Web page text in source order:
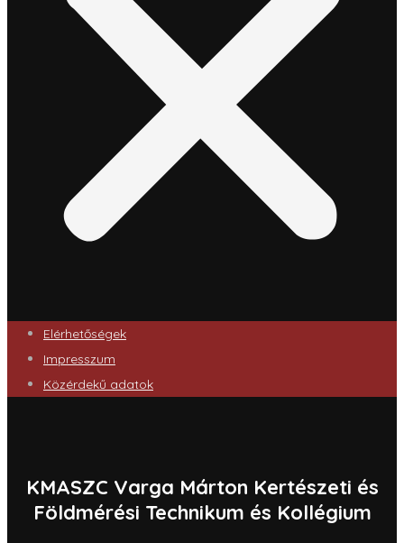
Elérhetőségek
Impresszum
Közérdekű adatok
KMASZC Varga Márton Kertészeti és
Földmérési Technikum és Kollégium